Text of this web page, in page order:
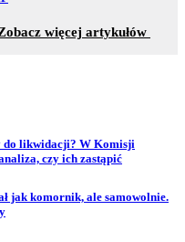
więcej artykułów
z
do likwidacji? W Komisji
czy ich zastąpić
jak komornik, ale samowolnie.